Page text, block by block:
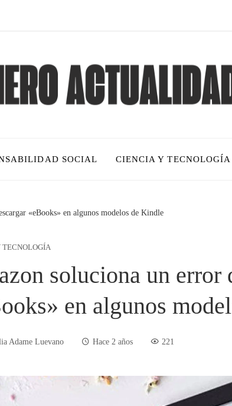
SOCIAL CIENCIA Y TECNOLOGÍA
«eBooks» en algunos modelos de Kindle
TECNOLOGÍA
soluciona un error
en algunos
Adame Luevano Hace 2 años 221